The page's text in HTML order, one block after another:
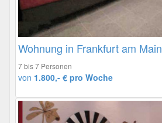
Wohnung in Frankfurt am Main
7 bis 7 Personen
von 1.800,- € pro Woche